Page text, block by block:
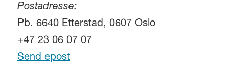
Postadresse:
Pb. 6640 Etterstad, 0607 Oslo
+47 23 06 07 07
Send epost